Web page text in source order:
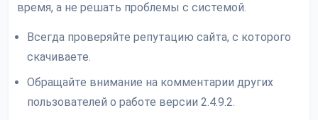
время, а не решать проблемы с системой.
Всегда проверяйте репутацию сайта, с которого
скачиваете.
Обращайте внимание на комментарии других
пользователей о работе версии 2.4.9.2.